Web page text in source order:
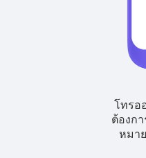
โทรอ
ต้องก
หมา